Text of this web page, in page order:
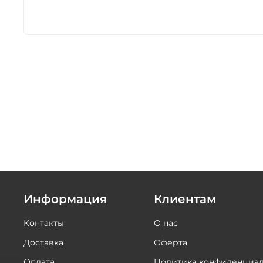
Информация
Контакты
Доставка
Клиентам
О нас
Оферта